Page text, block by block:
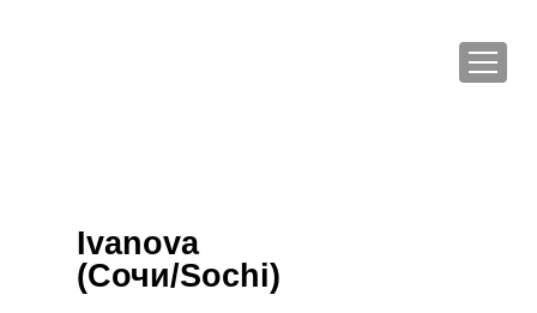
Ivanova
(Сочи/Sochi)